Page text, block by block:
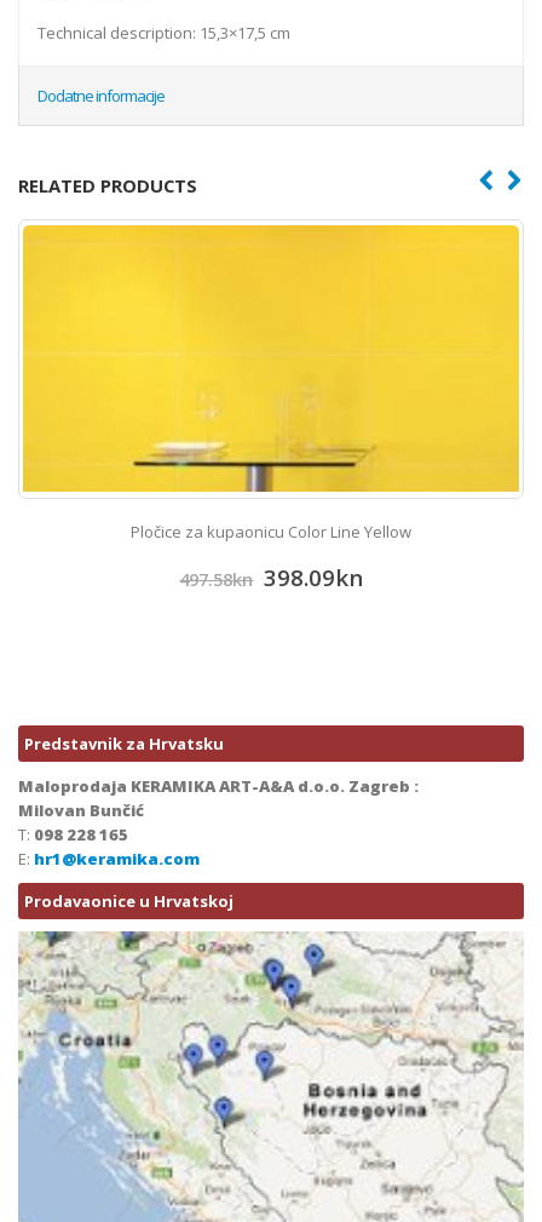
Technical description: 15,3×17,5 cm
Dodatne informacije
RELATED PRODUCTS
Pločice za kupaonicu Color Line Yellow
497.58kn 398.09kn
Predstavnik za Hrvatsku
Maloprodaja KERAMIKA ART-A&A d.o.o. Zagreb :
Milovan Bunčić
T: 098 228 165
E: hr1@keramika.com
Prodavaonice u Hrvatskoj